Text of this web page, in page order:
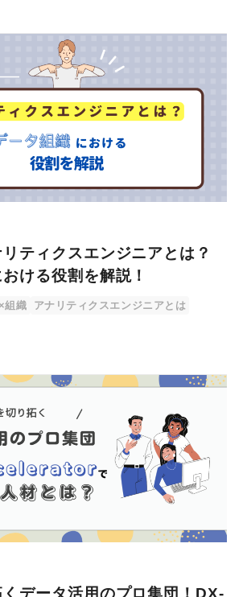
ティクスエンジニアとは？
ける役割を解説！
組織 アナリティクスエンジニアとは